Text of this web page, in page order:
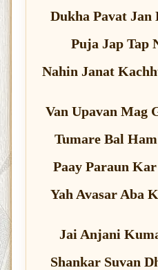
Dukha Pavat
Puja Jap Tap
Nahin Janat
Van Upavan Mag
Tumare Bal
Paay Paraun
Yah Avasar Aba
Jai Anjani
Shankar Suvan